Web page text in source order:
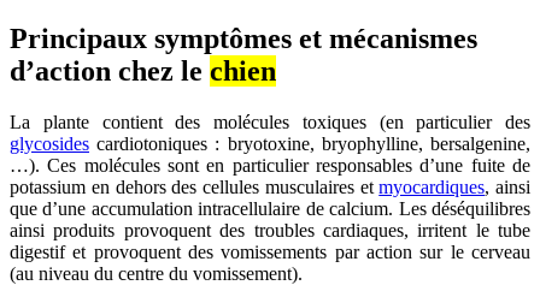
Principaux symptômes et mécanismes
d’action chez le chien
La plante contient des molécules toxiques (en particulier des
glycosides cardiotoniques : bryotoxine, bryophylline, bersalgenine,
…). Ces molécules sont en particulier responsables d’une fuite de
potassium en dehors des cellules musculaires etmyocardiques, ainsi
que d’une accumulation intracellulaire de calcium. Les déséquilibres
ainsi produits provoquent des troubles cardiaques, irritent le tube
digestif et provoquent des vomissements par action sur le cerveau
(au niveau du centre du vomissement).